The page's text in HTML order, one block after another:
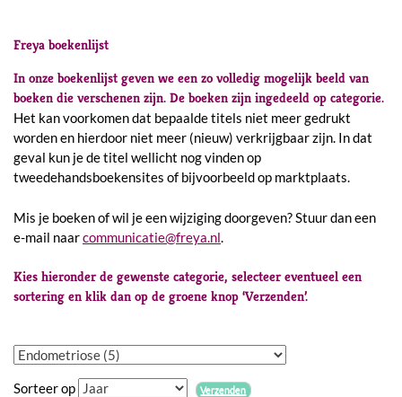
Freya boekenlijst
In onze boekenlijst geven we een zo volledig mogelijk beeld van
boeken die verschenen zijn. De boeken zijn ingedeeld op categorie.
Het kan voorkomen dat bepaalde titels niet meer gedrukt
worden en hierdoor niet meer (nieuw) verkrijgbaar zijn. In dat
geval kun je de titel wellicht nog vinden op
tweedehandsboekensites of bijvoorbeeld op marktplaats.
Mis je boeken of wil je een wijziging doorgeven? Stuur dan een
e-mail naarcommunicatie@freya.nl.
Kies hieronder de gewenste categorie, selecteer eventueel een
sortering en klik dan op de groene knop ‘Verzenden’.
Sorteer op